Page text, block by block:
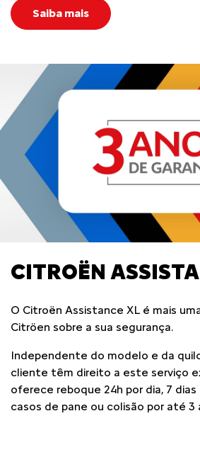
Saiba mais
CITROËN
O Citroën Assistance XL é mais
Citröen sobre a sua segurança.
Independente do modelo e da
cliente têm direito a este serviço
oferece reboque 24h por dia, 7 dias
casos de pane ou colisão por até 3